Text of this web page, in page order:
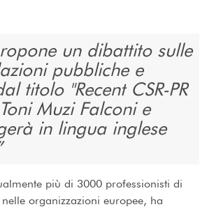
un dibattito sulle
pubbliche e
titolo "Recent CSR-PR
Muzi Falconi e
in lingua inglese
più di 3000 professionisti di
organizzazioni europee, ha